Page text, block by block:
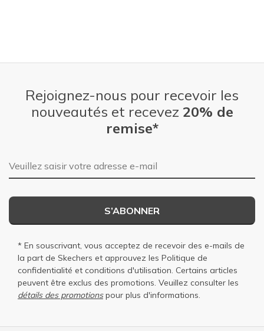
Rejoignez-nous pour recevoir les
nouveautés et recevez 20% de
remise*
Adresse e-mail
S’ABONNER
* En souscrivant, vous acceptez de recevoir des e-mails de
la part de Skechers et approuvez les Politique de
confidentialité et conditions d'utilisation. Certains articles
peuvent être exclus des promotions. Veuillez consulter les
détails des promotionspour plus d'informations.